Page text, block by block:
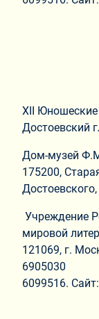
XII Юношеские
Достоевский
Дом-музей
175200,
Учреждение
мировой
121069, г.
6905030
6099516.